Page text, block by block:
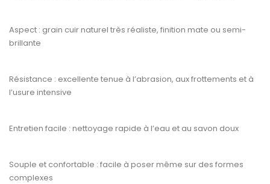
Aspect : grain cuir naturel très réaliste, finition mate ou semi-
brillante
Résistance : excellente tenue à l’abrasion, aux frottements et à
l’usure intensive
Entretien facile : nettoyage rapide à l’eau et au savon doux
Souple et confortable : facile à poser même sur des formes
complexes